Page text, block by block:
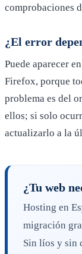
comprobaciones
¿El error
Puede aparecer
Firefox, porque
problema es del
ellos; si solo
actualizarlo a la
¿Tu web
Hosting en
migración
Sin líos y sin